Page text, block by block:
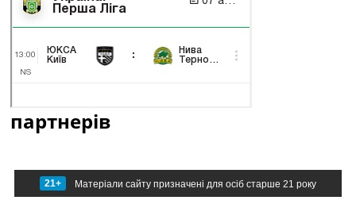
партнерів
21+ Матеріали сайту призначені для осіб старше 21 року